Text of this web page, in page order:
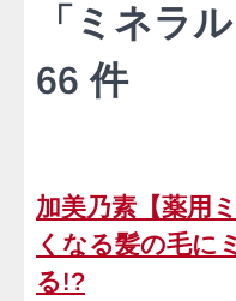
「ミネラ
66 件
加美乃素【薬用
くなる髪の毛に
る!?